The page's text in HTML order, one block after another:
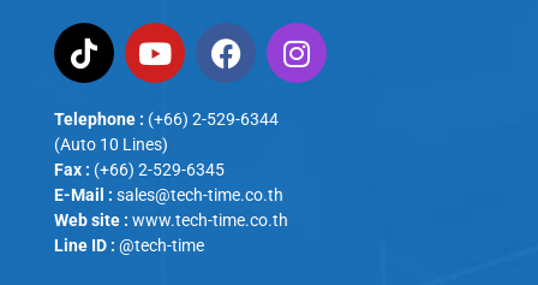
Telephone : (+66) 2-529-6344
(Auto 10 Lines)
Fax : (+66) 2-529-6345
E-Mail : sales@tech-time.co.th
Web site : www.tech-time.co.th
Line ID : @tech-time